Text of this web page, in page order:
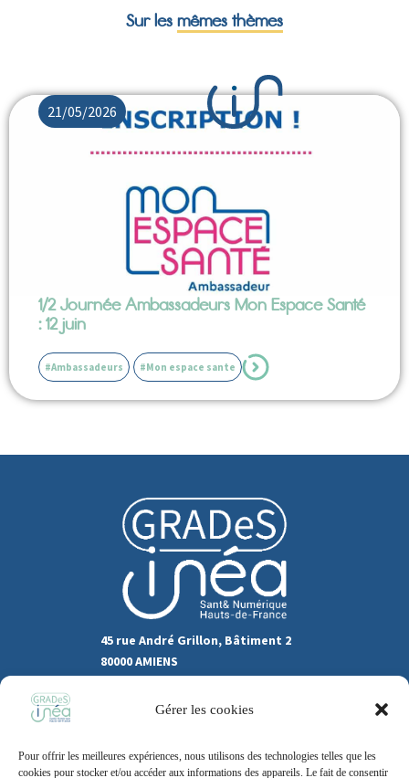
Gérer les cookies
Pour offrir les meilleures expériences, nous utilisons des technologies telles que les
cookies pour stocker et/ou accéder aux informations des appareils. Le fait de consentir
Sur les mêmes thèmes
21/05/2026
1/2 Journée Ambassadeurs Mon Espace Santé
: 12 juin
#Ambassadeurs #Mon espace sante
45 rue André Grillon, Bâtiment 2
80000 AMIENS
Recrutement
Support